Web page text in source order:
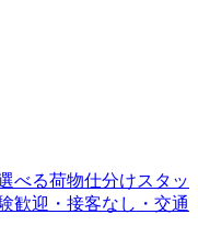
べる荷物仕分けスタッ
歓迎・接客なし・交通